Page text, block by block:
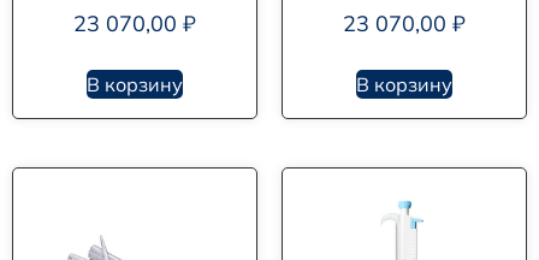
23 070,00 ₽
В корзину
23 070,00 ₽
В корзину